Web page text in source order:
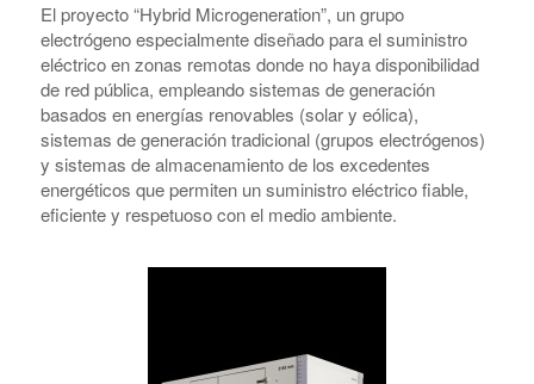
El proyecto “Hybrid Microgeneration”, un grupo
electrógeno especialmente diseñado para el suministro
eléctrico en zonas remotas donde no haya disponibilidad
de red pública, empleando sistemas de generación
basados en energías renovables (solar y eólica),
sistemas de generación tradicional (grupos electrógenos)
y sistemas de almacenamiento de los excedentes
energéticos que permiten un suministro eléctrico fiable,
eficiente y respetuoso con el medio ambiente.